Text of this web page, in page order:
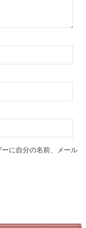
に自分の名前、メール